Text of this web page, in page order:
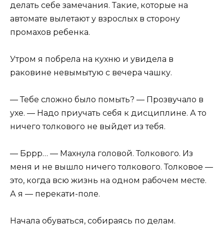
делать себе замечания. Такие, которые на
автомате вылетают у взрослых в сторону
промахов ребенка.
Утром я побрела на кухню и увидела в
раковине невымытую с вечера чашку.
— Тебе сложно было помыть? — Прозвучало в
ухе. — Надо приучать себя к дисциплине. А то
ничего толкового не выйдет из тебя.
— Бррр… — Махнула головой. Толкового. Из
меня и не вышло ничего толкового. Толковое —
это, когда всю жизнь на одном рабочем месте.
А я — перекати-поле.
Начала обуваться, собираясь по делам.